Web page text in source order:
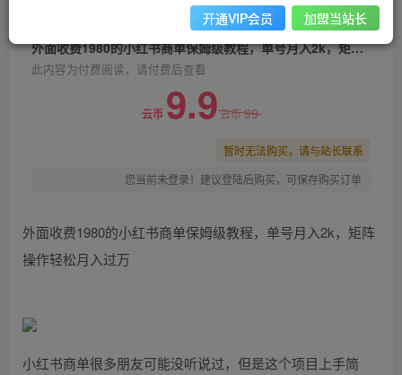
外面收费1980的小红书商单保姆级教程，单号月入2k，矩阵操作轻松月入过万
此内容为付费阅读，请付费后查看
云币 9.9云币99
暂时无法购买，请与站长联系
您当前未登录！建议登陆后购买，可保存购买订单
外面收费1980的小红书商单保姆级教程，单号月入2k，矩阵
操作轻松月入过万
小红书商单很多朋友可能没听说过，但是这个项目上手简
开通VIP会员 加盟当站长